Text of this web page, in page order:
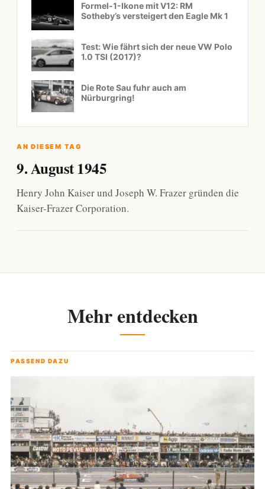
Formel-1-Ikone mit V12: RM
Sotheby’s versteigert den Eagle Mk 1
Test: Wie fährt sich der neue VW Polo
1.0 TSI (2017)?
Die Rote Sau fuhr auch am
Nürburgring!
AN DIESEM TAG
9. August 1945
Henry John Kaiser und Joseph W. Frazer gründen die
Kaiser-Frazer Corporation.
Mehr entdecken
PASSEND DAZU